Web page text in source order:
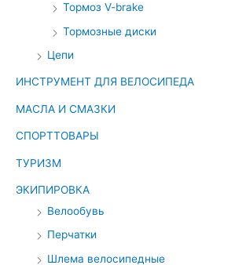
Тормоз V-brake
Тормозные диски
Цепи
ИНСТРУМЕНТ ДЛЯ ВЕЛОСИПЕДА
МАСЛА И СМАЗКИ
СПОРТТОВАРЫ
ТУРИЗМ
ЭКИПИРОВКА
Велообувь
Перчатки
Шлема велосипедные